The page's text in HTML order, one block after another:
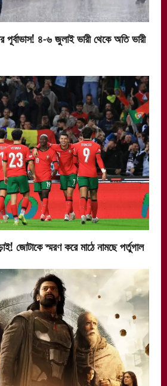
পূর্বাভাস! ৪-৬ জুলাই ভারী থেকে অতি ভারী
জোটাকে স্মরণ করে মাঠে নামছে পর্তুগাল